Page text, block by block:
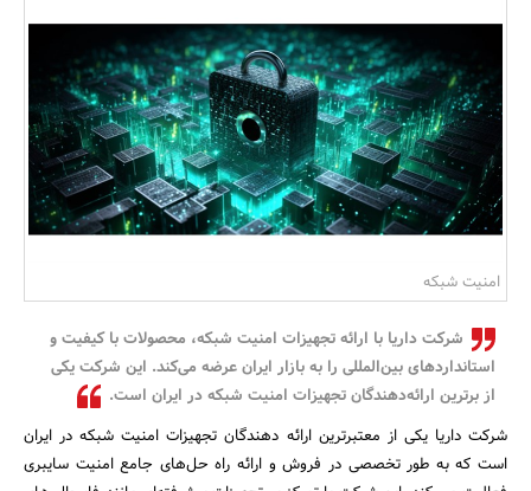
بانک، بیمه و سرمایه
مسکن و ساختمان
امنیت شبکه
شرکت داریا با ارائه تجهیزات امنیت شبکه، محصولات با کیفیت و
استانداردهای بین‌المللی را به بازار ایران عرضه می‌کند. این شرکت یکی
از برترین ارائه‌دهندگان تجهیزات امنیت شبکه در ایران است.
شرکت داریا یکی از معتبرترین ارائه‌ دهندگان تجهیزات امنیت شبکه در ایران
است که به ‌طور تخصصی در فروش و ارائه راه‌ حل‌های جامع امنیت سایبری